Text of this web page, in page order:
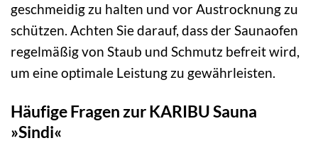
geschmeidig zu halten und vor Austrocknung zu
schützen. Achten Sie darauf, dass der Saunaofen
regelmäßig von Staub und Schmutz befreit wird,
um eine optimale Leistung zu gewährleisten.
Häufige Fragen zur KARIBU Sauna
»Sindi«